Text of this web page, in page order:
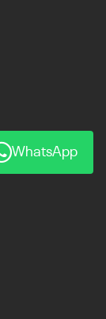
WhatsApp